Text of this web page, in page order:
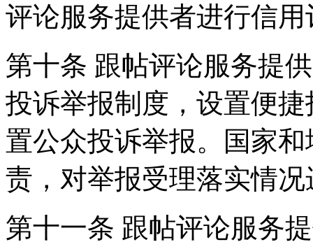
评论服务提供者进行信用
第十条 跟帖评论服务提
投诉举报制度，设置便
置公众投诉举报。国家
责，对举报受理落实情
第十一条 跟帖评论服务